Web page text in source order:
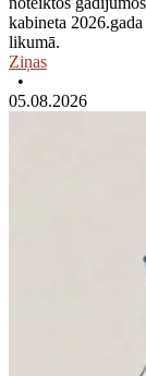
kabineta
likumā.
Ziņas
•
05.08.2026